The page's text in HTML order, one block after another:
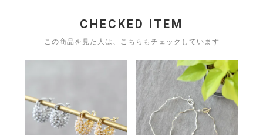
CHECKED ITEM
この商品を見た人は、こちらもチェックしています